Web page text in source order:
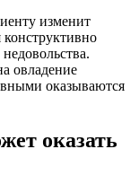
изменит
овладение
оказываются
оказать